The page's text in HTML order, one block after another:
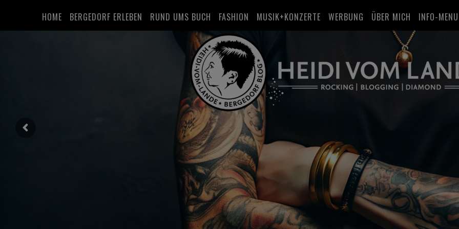
HOME BERGEDORF ERLEBEN RUND UMS BUCH FASHION MUSIK+KONZERTE WERBUNG ÜBER MICH INFO-